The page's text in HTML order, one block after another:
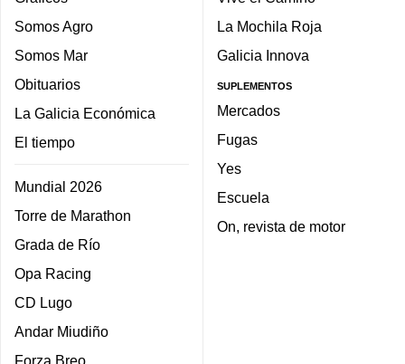
Somos Agro
Somos Mar
Obituarios
La Galicia Económica
El tiempo
Mundial 2026
Torre de Marathon
Grada de Río
Opa Racing
CD Lugo
Andar Miudiño
Forza Breo
La Mochila Roja
Galicia Innova
SUPLEMENTOS
Mercados
Fugas
Yes
Escuela
On, revista de motor